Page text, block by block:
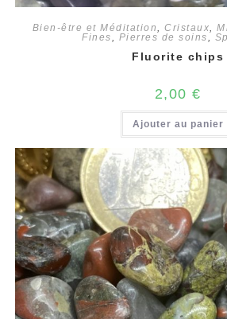
Bien-être et Méditation, Cristaux,
Fines, Pierres de soins,
Fluorite chips
2,00 €
Ajouter au panier